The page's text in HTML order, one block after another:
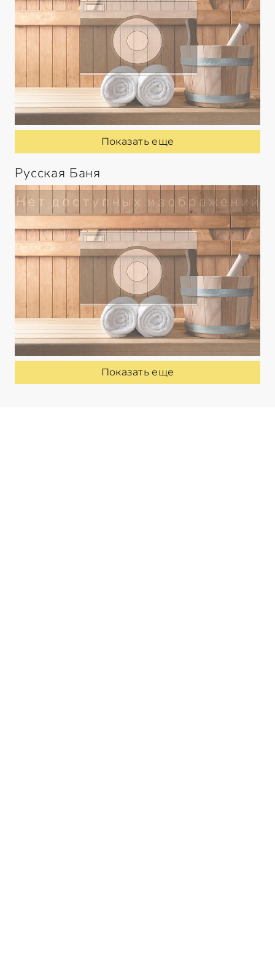
Показать еще
Русская Баня
Показать еще